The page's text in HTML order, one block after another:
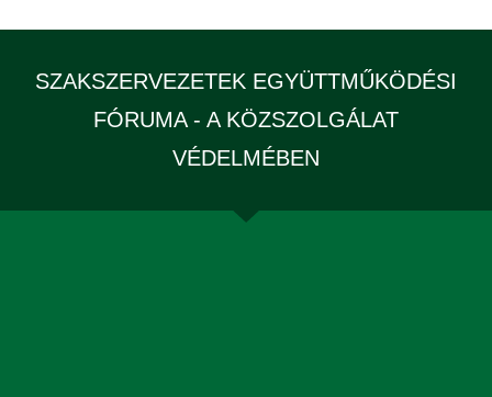
SZAKSZERVEZETEK EGYÜTTMŰKÖDÉSI
FÓRUMA - A KÖZSZOLGÁLAT
VÉDELMÉBEN